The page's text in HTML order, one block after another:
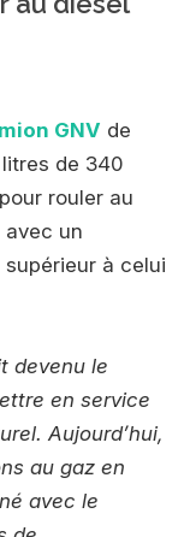
GNV de
de 340
rouler au
avec un
à celui
devenu le
en service
Aujourd’hui,
au gaz en
avec le